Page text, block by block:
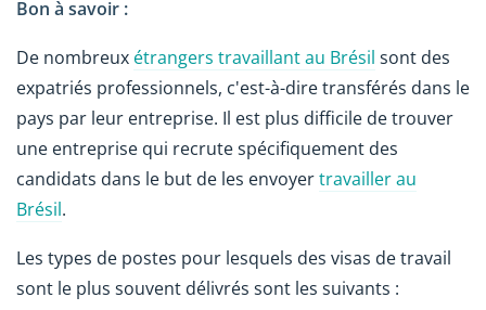
Bon à savoir :
De nombreux étrangers travaillant au Brésil sont des
expatriés professionnels, c'est-à-dire transférés dans le
pays par leur entreprise. Il est plus difficile de trouver
une entreprise qui recrute spécifiquement des
candidats dans le but de les envoyertravailler au
Brésil.
Les types de postes pour lesquels des visas de travail
sont le plus souvent délivrés sont les suivants :